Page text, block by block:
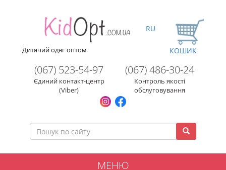
Дитячий одяг оптом
(067) 523-54-97
Єдиний контакт-центр
(Viber)
(067) 486-30-24
Контроль якості
обслуговування
RU
КОШИК
МЕНЮ